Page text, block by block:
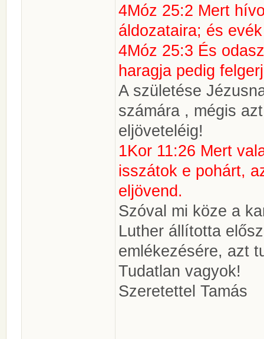
4Móz 25:2 Mert
áldozataira; és
4Móz 25:3 És
haragja pedig
A születése
számára , mégis
eljöveteléig!
1Kor 11:26 Mert
isszátok e pohárt,
eljövend.
Szóval mi köze a
Luther állította
emlékezésére, azt
Tudatlan vagyok!
Szeretettel Tamás